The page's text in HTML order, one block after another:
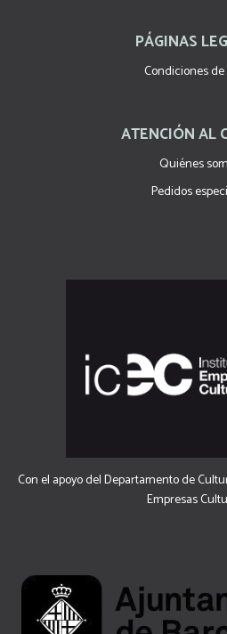
PÁGINAS
Condiciones
ATENCIÓN AL
Quiénes
Pedidos
Con el apoyo del Departamento de
Empresas